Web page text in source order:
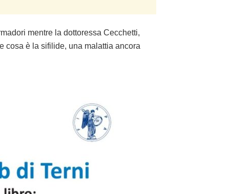
mentre la dottoressa Cecchetti,
cosa è la sifilide, una malattia ancora